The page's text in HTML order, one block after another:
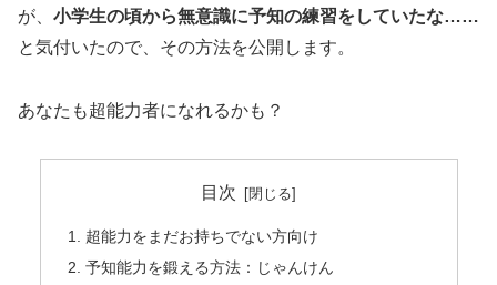
が、 小学生の頃から無意識に予知の練習をしていたな……
と気付いたので、その方法を公開します。
あなたも超能力者になれるかも？
目次
超能力をまだお持ちでない方向け
予知能力を鍛える方法：じゃんけん